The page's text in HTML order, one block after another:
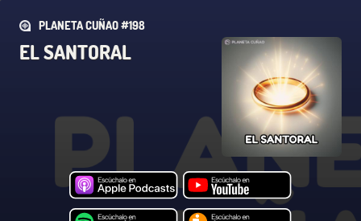
PLANETA CUÑAO #198
EL SANTORAL